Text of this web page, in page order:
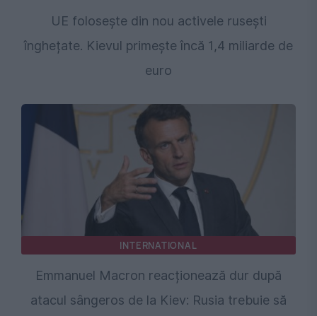
UE folosește din nou activele rusești
înghețate. Kievul primește încă 1,4 miliarde de
euro
INTERNATIONAL
Emmanuel Macron reacționează dur după
atacul sângeros de la Kiev: Rusia trebuie să